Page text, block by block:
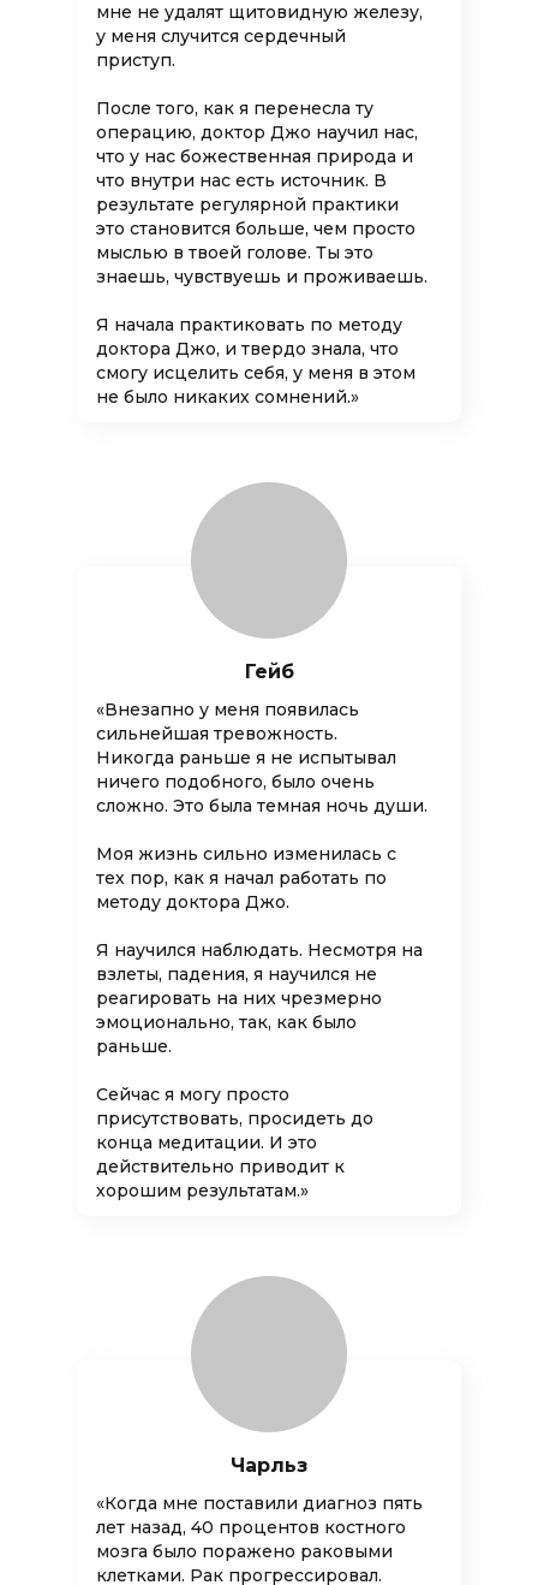
мне не удалят щитовидную железу,
у меня случится сердечный
приступ.
После того, как я перенесла ту
операцию, доктор Джо научил нас,
что у нас божественная природа и
что внутри нас есть источник. В
результате регулярной практики
это становится больше, чем просто
мыслью в твоей голове. Ты это
знаешь, чувствуешь и проживаешь.
Я начала практиковать по методу
доктора Джо, и твердо знала, что
смогу исцелить себя, у меня в этом
не было никаких сомнений.»
Гейб
«Внезапно у меня появилась
сильнейшая тревожность.
Никогда раньше я не испытывал
ничего подобного, было очень
сложно. Это была темная ночь души.
Моя жизнь сильно изменилась с
тех пор, как я начал работать по
методу доктора Джо.
Я научился наблюдать. Несмотря на
взлеты, падения, я научился не
реагировать на них чрезмерно
эмоционально, так, как было
раньше.
Сейчас я могу просто
присутствовать, просидеть до
конца медитации. И это
действительно приводит к
хорошим результатам.»
Чарльз
«Когда мне поставили диагноз пять
лет назад, 40 процентов костного
мозга было поражено раковыми
клетками. Рак прогрессировал.